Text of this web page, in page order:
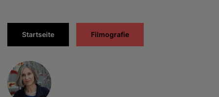
Startseite Filmografie